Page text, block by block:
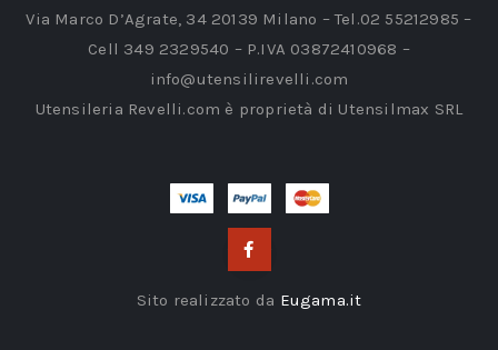
Via Marco D’Agrate, 34 20139 Milano – Tel.02 55212985 –
Cell 349 2329540 – P.IVA 03872410968 –
info@utensilirevelli.com
Utensileria Revelli.com è proprietà di Utensilmax SRL
Sito realizzato da Eugama.it